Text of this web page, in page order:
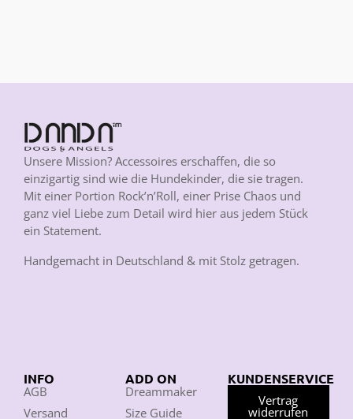
Unsere Mission? Accessoires erschaffen, die so
einzigartig sind wie die Hundekinder, die sie tragen.
Mit einer Portion Rock’n’Roll, einer Prise Chaos und
ganz viel Liebe zum Detail wird hier aus jedem Stück
ein Statement.
Handgemacht in Deutschland & mit Stolz getragen.
INFO
AGB
Versand
ADD ON
Dreammaker
Size Guide
KUNDENSERVICE
Vertrag
widerrufen